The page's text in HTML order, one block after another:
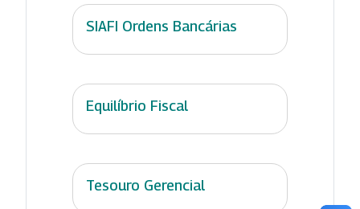
SIAFI Ordens Bancárias
Equilíbrio Fiscal
Tesouro Gerencial